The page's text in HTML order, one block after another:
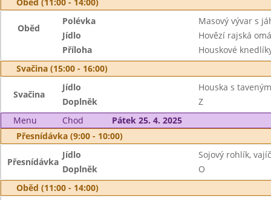
Oběd
Polévka
Masový vývar s
Jídlo
Hovězí rajská
Příloha
Houskové
Svačina (15:00 - 16:00)
Svačina
Jídlo
Houska s
Doplněk
Z
Menu
Chod
Pátek 25. 4. 2025
Přesnídávka (9:00 - 10:00)
Přesnídávka
Jídlo
Sojový rohlík,
Doplněk
O
Oběd (11:00 - 14:00)